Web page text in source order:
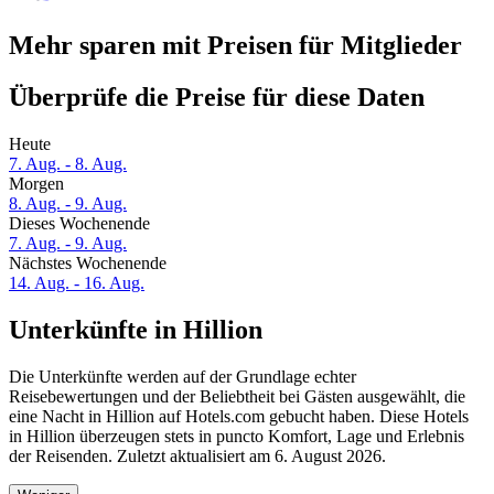
Mehr sparen mit Preisen für Mitglieder
Überprüfe die Preise für diese Daten
Heute
7. Aug. - 8. Aug.
Morgen
8. Aug. - 9. Aug.
Dieses Wochenende
7. Aug. - 9. Aug.
Nächstes Wochenende
14. Aug. - 16. Aug.
Unterkünfte in Hillion
Die Unterkünfte werden auf der Grundlage echter
Reisebewertungen und der Beliebtheit bei Gästen ausgewählt, die
eine Nacht in Hillion auf Hotels.com gebucht haben. Diese Hotels
in Hillion überzeugen stets in puncto Komfort, Lage und Erlebnis
der Reisenden. Zuletzt aktualisiert am 6. August 2026.